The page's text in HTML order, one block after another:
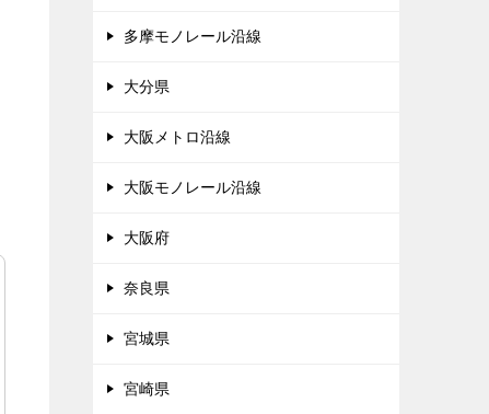
多摩モノレール沿線
大分県
大阪メトロ沿線
大阪モノレール沿線
大阪府
奈良県
宮城県
宮崎県